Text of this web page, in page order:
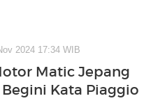
2024 17:34 WIB
Matic Jepang
Begini Kata Piaggio